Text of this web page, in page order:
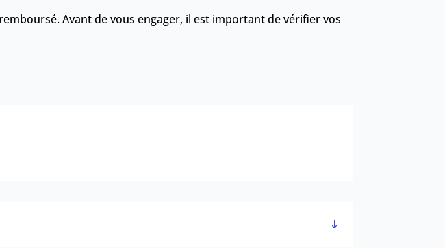
Avant de vous engager, il est important de vérifier vos